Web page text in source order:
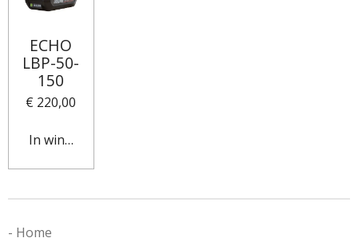
ECHO
LBP-50-
150
€ 220,00
In winkelwagen
- Home